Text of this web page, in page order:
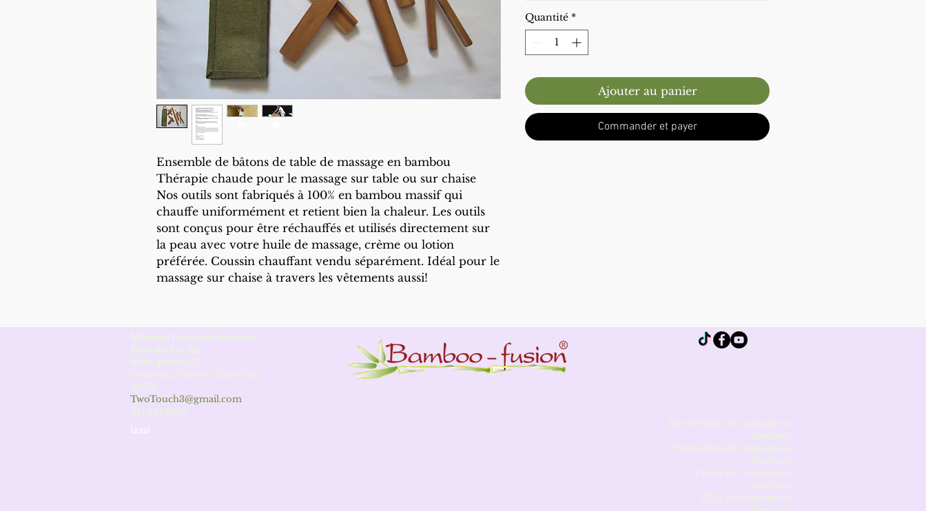
Ensemble de bâtons de table de massage en bambou
Thérapie chaude pour le massage sur table ou sur chaise
Nos outils sont fabriqués à 100% en bambou massif qui
chauffe uniformément et retient bien la chaleur. Les outils
sont conçus pour être réchauffés et utilisés directement sur
la peau avec votre huile de massage, crème ou lotion
préférée. Coussin chauffant vendu séparément. Idéal pour le
massage sur chaise à travers les vêtements aussi!
Quantité *
Ajouter au panier
Commander et payer
Massage fusion de bambou
Nathalie Cecilia
Boîte postale 31
Nokomis, Floride États-Unis
34274
TwoTouch3@gmail.com
941.544.6676
Legal
Kits d'outils de massage en
bambou
Formation de massage au
bambou
Cours de massage au
bambou
CEU de massage en